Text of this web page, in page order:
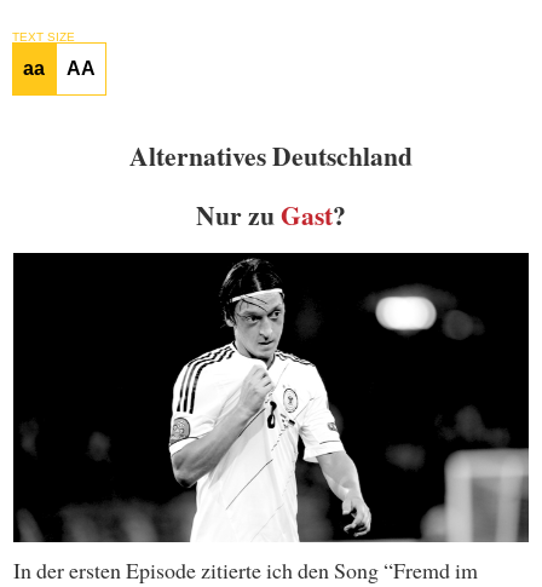
TEXT SIZE
aa AA
Alternatives Deutschland
Nur zuGast?
In der ersten Episode zitierte ich den Song “Fremd im